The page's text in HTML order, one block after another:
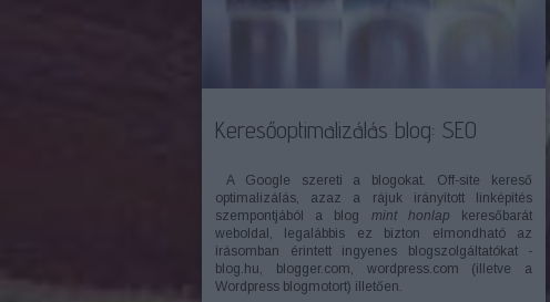
Keresőoptimalizálás blog: SEO
A Google szereti a blogokat. Off-site kereső
optimalizálás, azaz a rájuk irányított linképítés
szempontjából a blog mint honlap keresőbarát
weboldal, legalábbis ez bizton elmondható az
írásomban érintett ingyenes blogszolgáltatókat -
blog.hu, blogger.com, wordpress.com (illetve a
Wordpress blogmotort) illetően.